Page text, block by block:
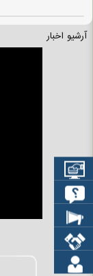
آرشیو اخبار